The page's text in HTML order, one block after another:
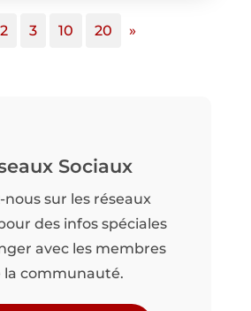
2 3 10 20 »
Sociaux
nous sur les réseaux
des infos spéciales
avec les membres
la communauté.